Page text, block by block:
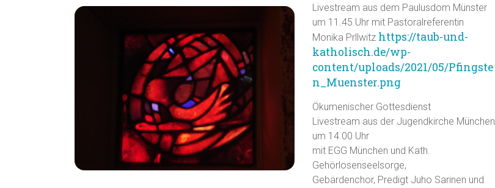
Livestream aus dem Paulusdom Münster
um 11.45 Uhr mit Pastoralreferentin
Monika Prllwitz https://taub-und-
katholisch.de/wp-
content/uploads/2021/05/Pfingste
n_Muenster.png
Ökumenischer Gottesdienst
Livestream aus der Jugendkirche München
um 14.00 Uhr
mit EGG München und Kath.
Gehörlosenseelsorge,
Gebärdenchor, Predigt Juho Sarinen und